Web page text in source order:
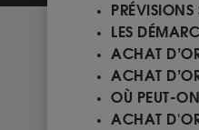
LES
ACHAT
ACHAT
OÙ PEUT-
ACHAT